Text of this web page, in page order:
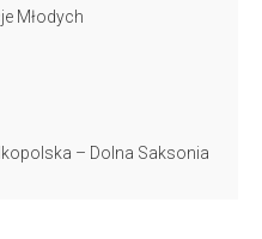
Młodych
– Dolna Saksonia